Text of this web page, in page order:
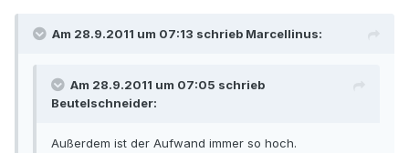
Am 28.9.2011 um 07:13 schrieb Marcellinus:
Am 28.9.2011 um 07:05 schrieb
Beutelschneider:
Außerdem ist der Aufwand immer so hoch.